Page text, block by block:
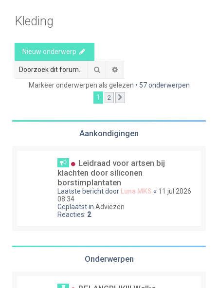
Kleding
Nieuw onderwerp
Zoek
Markeer onderwerpen als gelezen • 57 onderwerpen
1
2
Aankondigingen
Leidraad voor artsen bij
klachten door siliconen
borstimplantaten
Laatste bericht door Luna MKS « 11 jul 2026
08:34
Geplaatst in Adviezen
Reacties: 2
Onderwerpen